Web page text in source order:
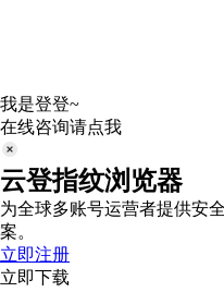
我是登登~
在线咨询请点我
云登指纹浏览器
为全球多账号运营者提供安
案。
立即注册
立即下载